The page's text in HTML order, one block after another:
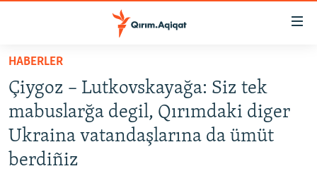
Esas
qaytmaq
Baş
navigatsiyağa
qaytmaq
Qıdıruvğa
SİYASET
İQTİSADİYAT
CEMİYET
HABERLER
Çiygoz – Lutkovskayağa: Siz tek
mabuslarğa degil, Qırımdaki diger
Ukraina vatandaşlarına da ümüt
berdiñiz